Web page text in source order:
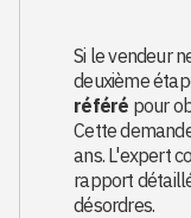
Si le vendeur
deuxième
référé pour
Cette
ans. L'expert
rapport
désordres.